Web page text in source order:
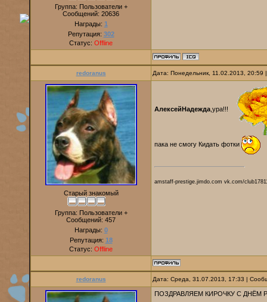
Группа: Пользователи +
Сообщений: 20636
Награды: 1
Репутация: 302
Статус: Offline
redoranus Дата: Понедельник, 11.02.2013,
Старый знакомый
Группа: Пользователи +
Сообщений: 457
Награды: 0
Репутация: 18
Статус: Offline
АлексейНадежда ,ура!!!
пака не смогу Кидать фотки
amstaff-prestige.jimdo.com vk.com/
redoranus Дата: Среда, 31.07.2013, 17:33 |
ПОЗДРАВЛЯЕМ КИРОЧКУ С ДНЁМ